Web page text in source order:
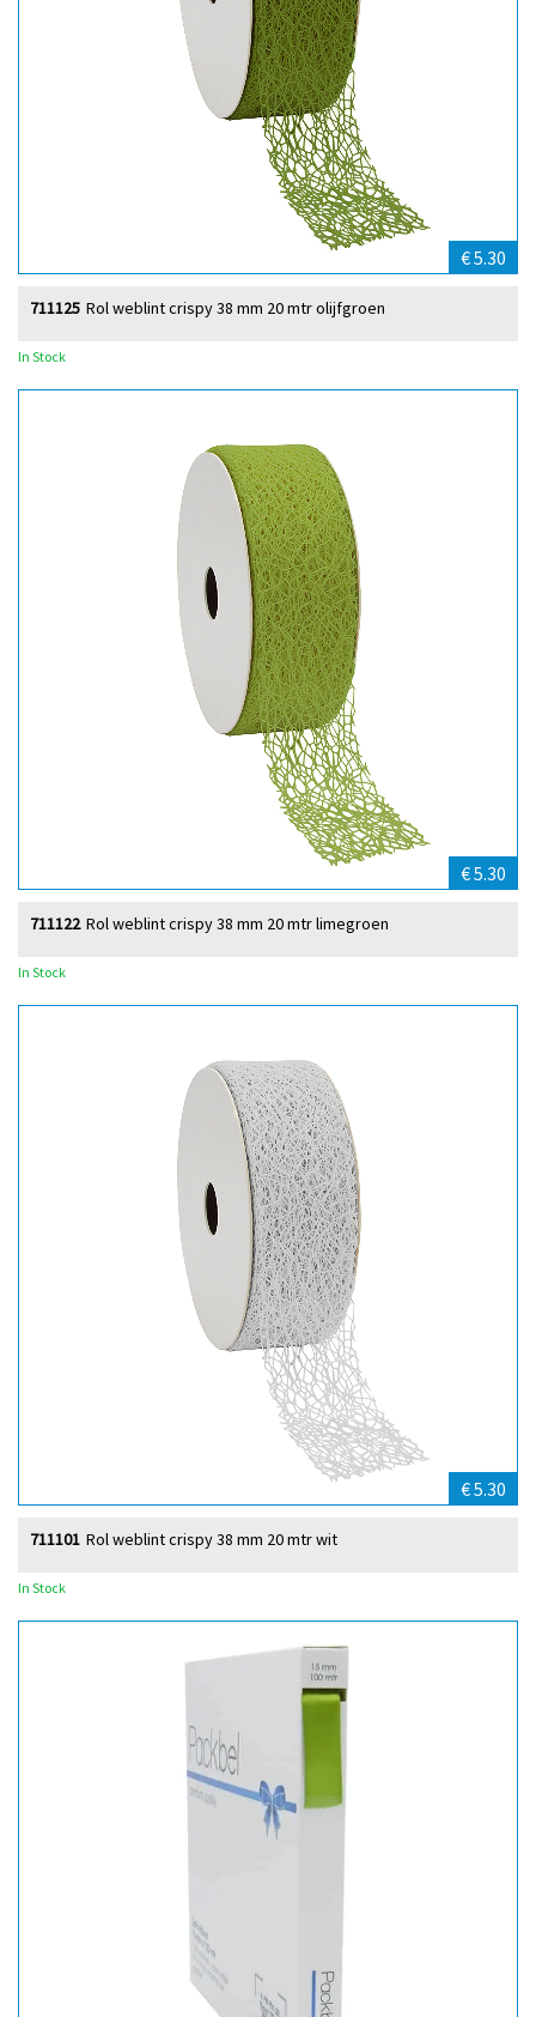
€ 5.30
Rol weblint crispy 38 mm 20 mtr olijfgroen
711125
In Stock
€ 5.30
Rol weblint crispy 38 mm 20 mtr limegroen
711122
In Stock
€ 5.30
Rol weblint crispy 38 mm 20 mtr wit
711101
In Stock